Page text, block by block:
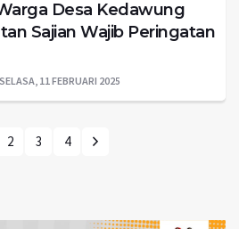
Desa Kedawung
Sajian Wajib Peringatan
SELASA, 11 FEBRUARI 2025
2 3 4